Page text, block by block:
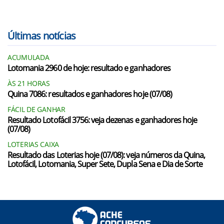
Últimas notícias
ACUMULADA
Lotomania 2960 de hoje: resultado e ganhadores
ÀS 21 HORAS
Quina 7086: resultados e ganhadores hoje (07/08)
FÁCIL DE GANHAR
Resultado Lotofácil 3756: veja dezenas e ganhadores hoje
(07/08)
LOTERIAS CAIXA
Resultado das Loterias hoje (07/08): veja números da Quina,
Lotofácil, Lotomania, Super Sete, Dupla Sena e Dia de Sorte